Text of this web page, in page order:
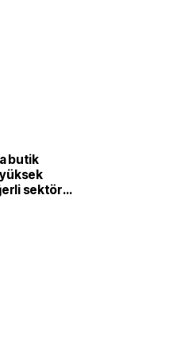
butik
yüksek
sektöre